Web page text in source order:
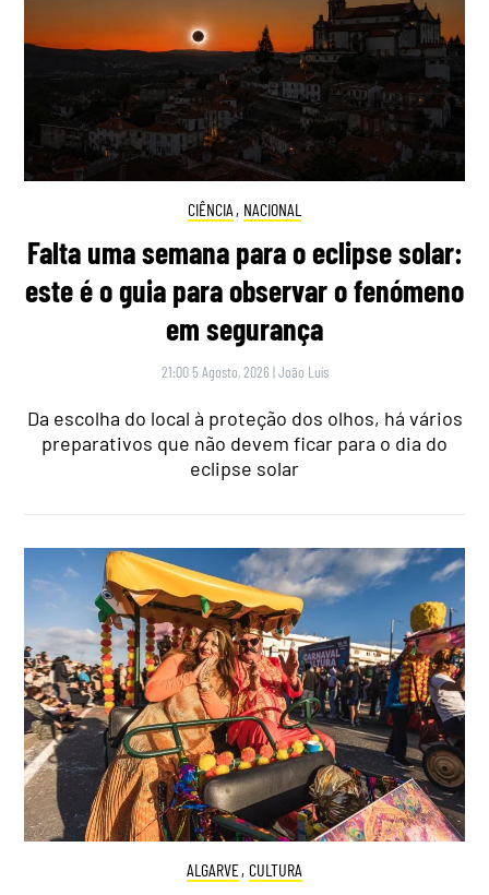
CIÊNCIA , NACIONAL
Falta uma semana para o eclipse solar:
este é o guia para observar o fenómeno
em segurança
21:00 5 Agosto, 2026 |João Luís
Da escolha do local à proteção dos olhos, há vários
preparativos que não devem ficar para o dia do
eclipse solar
ALGARVE, CULTURA